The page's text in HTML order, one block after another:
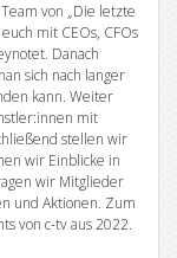
von „Die letzte
mit CEOs, CFOs
Danach
sich nach langer
kann. Weiter
mit
stellen wir
wir Einblicke in
wir Mitglieder
und Aktionen. Zum
von c-tv aus 2022.